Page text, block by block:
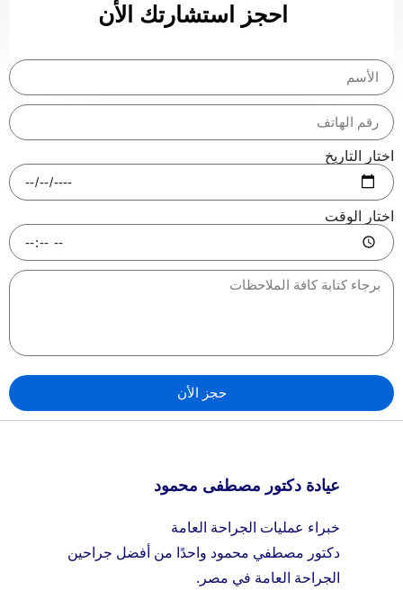
احجز استشارتك الأن
اختار التاريخ
اختار الوقت
حجز الأن
عيادة دكتور مصطفى محمود
خبراء عمليات الجراحة العامة
دكتور مصطفي محمود واحدًا من أفضل جراحين
الجراحة العامة في مصر.